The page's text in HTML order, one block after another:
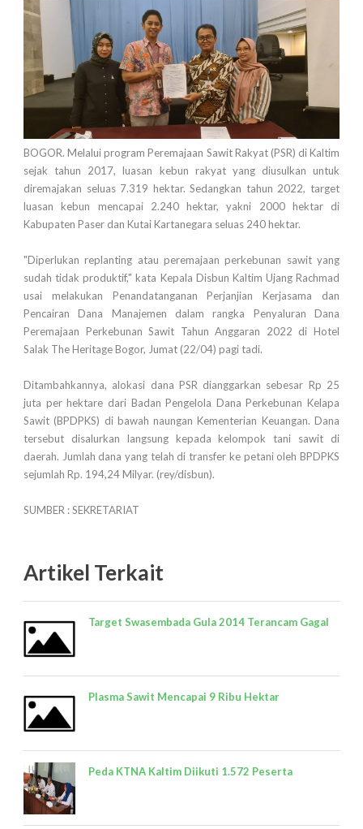
BOGOR. Melalui program Peremajaan Sawit Rakyat (PSR) di Kaltim
sejak tahun 2017, luasan kebun rakyat yang diusulkan untuk
diremajakan seluas 7.319 hektar. Sedangkan tahun 2022, target
luasan kebun mencapai 2.240 hektar, yakni 2000 hektar di
Kabupaten Paser dan Kutai Kartanegara seluas 240 hektar.
"Diperlukan replanting atau peremajaan perkebunan sawit yang
sudah tidak produktif," kata Kepala Disbun Kaltim Ujang Rachmad
usai melakukan Penandatanganan Perjanjian Kerjasama dan
Pencairan Dana Manajemen dalam rangka Penyaluran Dana
Peremajaan Perkebunan Sawit Tahun Anggaran 2022 di Hotel
Salak The Heritage Bogor, Jumat (22/04) pagi tadi.
Ditambahkannya, alokasi dana PSR dianggarkan sebesar Rp 25
juta per hektare dari Badan Pengelola Dana Perkebunan Kelapa
Sawit (BPDPKS) di bawah naungan Kementerian Keuangan. Dana
tersebut disalurkan langsung kepada kelompok tani sawit di
daerah. Jumlah dana yang telah di transfer ke petani oleh BPDPKS
sejumlah Rp. 194,24 Milyar. (rey/disbun).
SUMBER : SEKRETARIAT
Artikel Terkait
Target Swasembada Gula 2014 Terancam Gagal
Plasma Sawit Mencapai 9 Ribu Hektar
Peda KTNA Kaltim Diikuti 1.572 Peserta